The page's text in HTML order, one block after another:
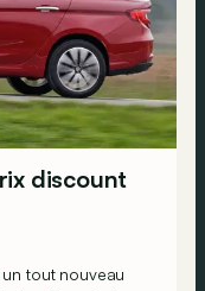
discount
tout nouveau